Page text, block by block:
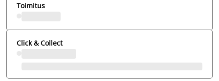
Toimitus
Click & Collect